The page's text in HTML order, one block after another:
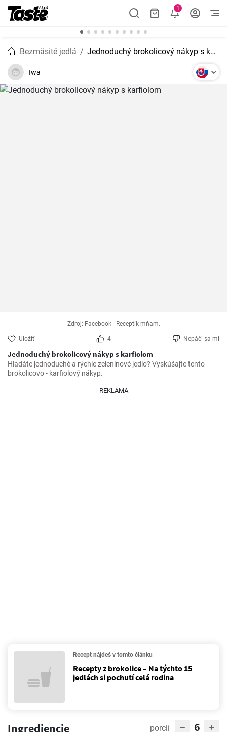
1
Bezmäsité jedlá Jednoduchý brokolicový nákyp s karfiolom
Iwa
Zdroj: Facebook - Receptík mňam.
Uložiť 4 Nepáči sa mi
Jednoduchý brokolicový nákyp s karfiolom
Hladáte jednoduché a rýchle zeleninové jedlo? Vyskúšajte tento
brokolicovo - karfiolový nákyp.
REKLAMA
Recept nájdeš v tomto článku
Recepty z brokolice – Na týchto 15
jedlách si pochutí celá rodina
Ingrediencie porcií 6